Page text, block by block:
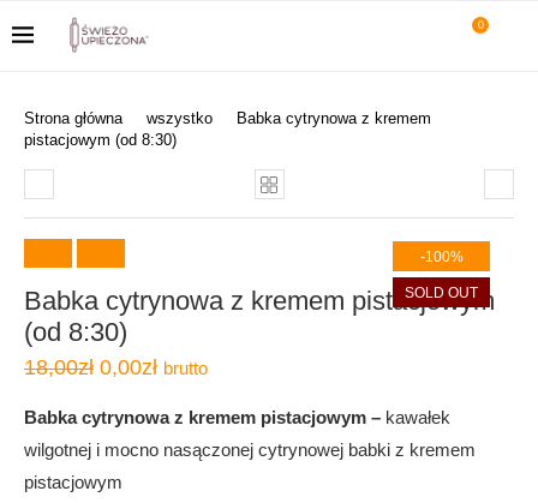
0
Strona główna wszystko
Babka cytrynowa z kremem
pistacjowym (od 8:30)
-100%
SOLD OUT
Babka cytrynowa z kremem pistacjowym
(od 8:30)
18,00zł 0,00zł brutto
Babka cytrynowa z kremem pistacjowym – kawałek
wilgotnej i mocno nasączonej cytrynowej babki z kremem
pistacjowym